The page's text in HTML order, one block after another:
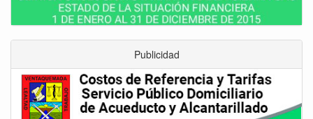
Publicidad